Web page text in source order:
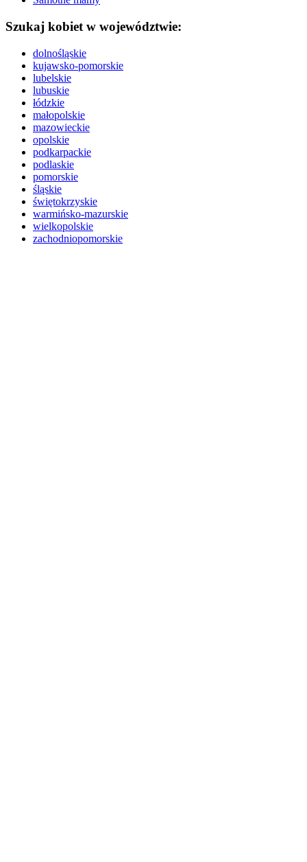
Szukaj kobiet w województwie:
dolnośląskie
kujawsko-pomorskie
lubelskie
lubuskie
łódzkie
małopolskie
mazowieckie
opolskie
podkarpackie
podlaskie
pomorskie
śląskie
świętokrzyskie
warmińsko-mazurskie
wielkopolskie
zachodniopomorskie